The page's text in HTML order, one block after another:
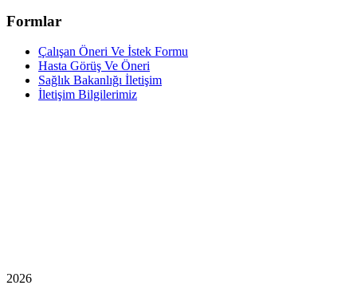
Formlar
Çalışan Öneri Ve İstek Formu
Hasta Görüş Ve Öneri
Sağlık Bakanlığı İletişim
İletişim Bilgilerimiz
2026